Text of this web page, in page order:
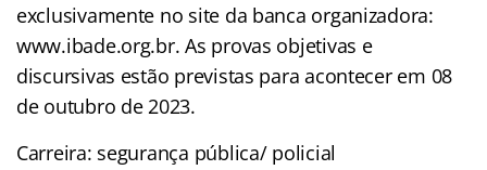
exclusivamente no site da banca organizadora:
www.ibade.org.br. As provas objetivas e
discursivas estão previstas para acontecer em 08
de outubro de 2023.
Carreira: segurança pública/ policial